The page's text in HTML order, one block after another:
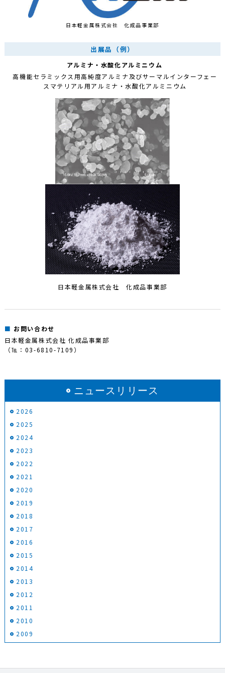
日本軽金属株式会社 化成品事業部
出展品（例）
アルミナ・水酸化アルミニウム
高機能セラミックス用高純度アルミナ及びサーマルインターフェー
スマテリアル用アルミナ・水酸化アルミニウム
日本軽金属株式会社 化成品事業部
お問い合わせ
日本軽金属株式会社 化成品事業部
（℡：03-6810-7109）
ニュースリリース
2026
2025
2024
2023
2022
2021
2020
2019
2018
2017
2016
2015
2014
2013
2012
2011
2010
2009